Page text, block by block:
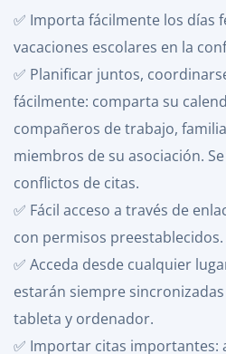
✅ Importa fácilmente los días
vacaciones escolares en la
✅ Planificar juntos,
fácilmente: comparta su
compañeros de trabajo,
miembros de su asociación.
conflictos de citas.
✅ Fácil acceso a través de
con permisos preestablecidos.
✅ Acceda desde cualquier
estarán siempre
tableta y ordenador.
✅ Importar citas importantes: